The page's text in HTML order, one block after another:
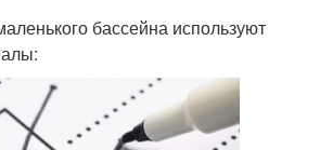
бассейна используют